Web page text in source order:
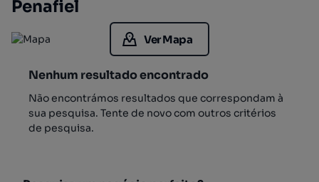
Penafiel
Ver Mapa
Nenhum resultado encontrado
Não encontrámos resultados que correspondam à
sua pesquisa. Tente de novo com outros critérios
de pesquisa.